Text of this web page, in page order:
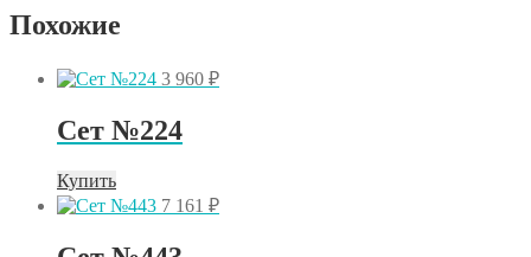
Похожие
3 960 ₽
Сет №224
Купить
7 161 ₽